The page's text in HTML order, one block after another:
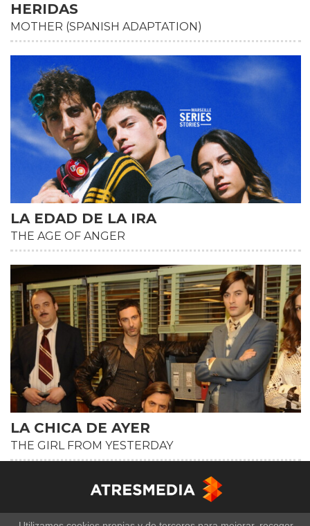
HD
HERIDAS
MOTHER (SPANISH ADAPTATION)
HD
LA EDAD DE LA IRA
THE AGE OF ANGER
LA CHICA DE AYER
THE GIRL FROM YESTERDAY